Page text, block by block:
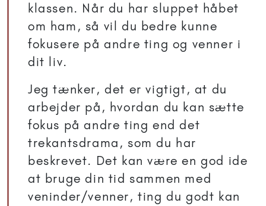
klassen. Når du har sluppet håbet
om ham, så vil du bedre kunne
fokusere på andre ting og venner i
dit liv.
Jeg tænker, det er vigtigt, at du
arbejder på, hvordan du kan sætte
fokus på andre ting end det
trekantsdrama, som du har
beskrevet. Det kan være en god ide
at bruge din tid sammen med
veninder/venner, ting du godt kan